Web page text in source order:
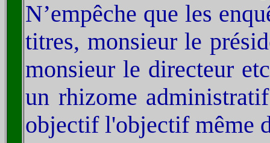
N’empêche que les
titres, monsieur le
monsieur le directeur
un rhizome
objectif l'objectif même